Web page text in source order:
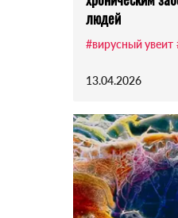
людей
#вирусный увеит
13.04.2026